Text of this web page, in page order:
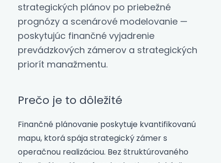
strategických plánov po priebežné
prognózy a scenárové modelovanie —
poskytujúc finančné vyjadrenie
prevádzkových zámerov a strategických
priorít manažmentu.
Prečo je to dôležité
Finančné plánovanie poskytuje kvantifikovanú
mapu, ktorá spája strategický zámer s
operačnou realizáciou. Bez štruktúrovaného